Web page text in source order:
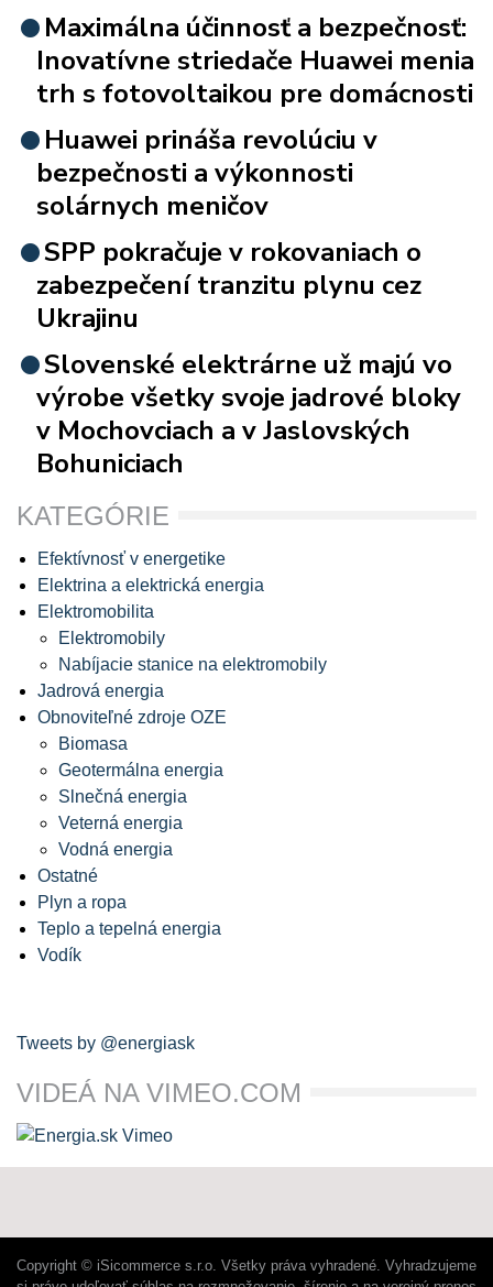
Maximálna účinnosť a bezpečnosť:
Inovatívne striedače Huawei menia
trh s fotovoltaikou pre domácnosti
Huawei prináša revolúciu v
bezpečnosti a výkonnosti
solárnych meničov
SPP pokračuje v rokovaniach o
zabezpečení tranzitu plynu cez
Ukrajinu
Slovenské elektrárne už majú vo
výrobe všetky svoje jadrové bloky
v Mochovciach a v Jaslovských
Bohuniciach
KATEGÓRIE
Efektívnosť v energetike
Elektrina a elektrická energia
Elektromobilita
Elektromobily
Nabíjacie stanice na elektromobily
Jadrová energia
Obnoviteľné zdroje OZE
Biomasa
Geotermálna energia
Slnečná energia
Veterná energia
Vodná energia
Ostatné
Plyn a ropa
Teplo a tepelná energia
Vodík
Tweets by @energiask
VIDEÁ NA VIMEO.COM
Copyright © iSicommerce s.r.o. Všetky práva vyhradené. Vyhradzujeme